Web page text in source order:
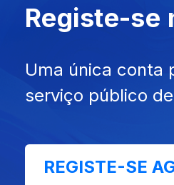
Vera Poeta, natural de
Registe-se
Uma única conta
serviço público
REGISTE-SE